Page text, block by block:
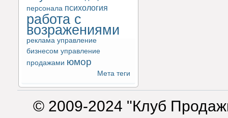
персонала психология
работа с
возражениями
реклама управление
бизнесом управление
продажами юмор
Мета теги
© 2009-2024 "Клуб